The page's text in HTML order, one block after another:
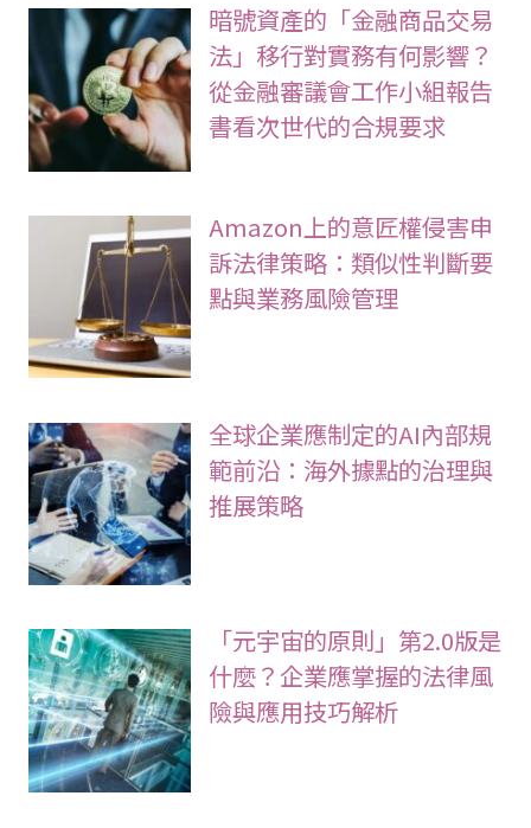
暗號資產的「金融商品交易
法」移行對實務有何影響？
從金融審議會工作小組報告
書看次世代的合規要求
Amazon上的意匠權侵害申
訴法律策略：類似性判斷要
點與業務風險管理
全球企業應制定的AI內部規
範前沿：海外據點的治理與
推展策略
「元宇宙的原則」第2.0版是
什麼？企業應掌握的法律風
險與應用技巧解析